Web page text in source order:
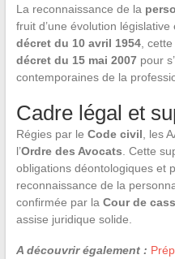
La reconnaissance de la
fruit d’une évolution
décret du 10 avril 1954, cette
décret du 15 mai 2007pour
contemporaines de la
Cadre légal et
Régies par le Code civil , les
l’Ordre des Avocats . Cette
obligations déontologiques et
reconnaissance de la
confirmée par la Cour de
assise juridique solide.
A découvrir également :